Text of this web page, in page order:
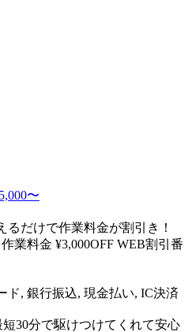
〜
るだけで作業料金が割引き！
業料金 ¥3,000OFF WEB割引番
ド, 銀行振込, 現金払い, IC決済
30分で駆けつけてくれて安心